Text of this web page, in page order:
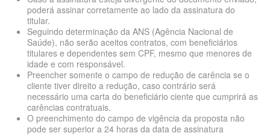
SANTA CASA DE MAUÁ PLANO DE SAÚDE EMPRESARIAL
SANTARIS PLANO DE SAÚDE EMPRESARIAL
SANTA HELENA PLANO DE SAÚDE EMPRESARIAL
SÃO CRISTOVÃO PLANO DE SAÚDE EMPRESARIAL
SÃO MIGUEL PLANO DE SAÚDE EMPRESARIAL
SISTEMAS PLANO DE SAÚDE EMPRESARIAL
PLANO DE SAÚDE INDIVIDUAL
BIO SAÚDE PLANO DE SAÚDE INDIVIDUAL
BIOVIDA PLANO DE SAÚDE INDIVIDUAL
BLUE MED PLANO DE SAÚDE INDIVIDUAL
CLASSES PLANO DE SAÚDE INDIVIDUAL
poderá assinar corretamente ao lado da assinatura do
titular.
Seguindo determinação da ANS (Agência Nacional de
Saúde), não serão aceitos contratos, com beneficiários
titulares e dependentes sem CPF, mesmo que menores de
idade e com responsável.
Preencher somente o campo de redução de carência se o
cliente tiver direito a redução, caso contrário será
necessário uma carta do beneficiário ciente que cumprirá as
carências contratuais.
O preenchimento do campo de vigência da proposta não
pode ser superior a 24 horas da data de assinatura